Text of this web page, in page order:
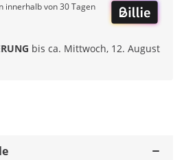
innerhalb von 30 Tagen
bis ca. Mittwoch, 12. August